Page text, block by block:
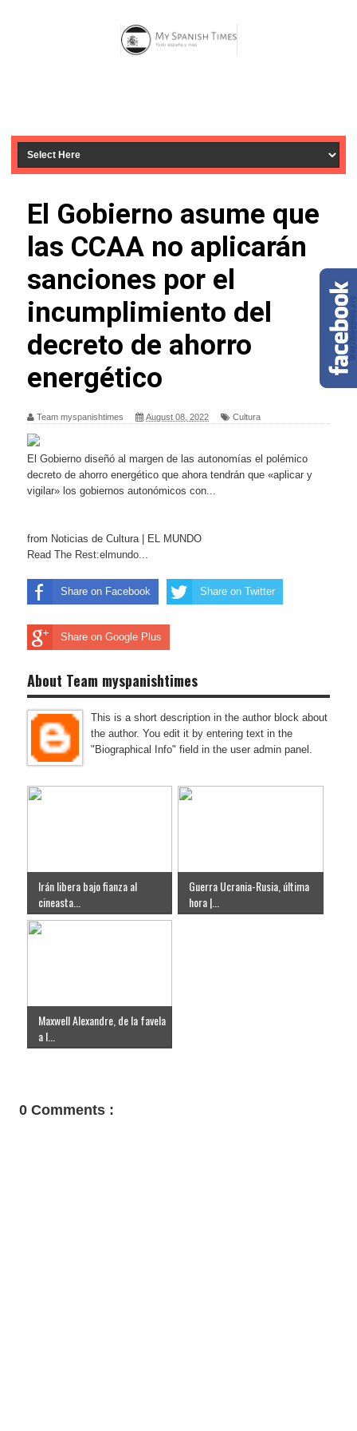
El Gobierno asume que
las CCAA no aplicarán
sanciones por el
incumplimiento del
decreto de ahorro
energético
Team myspanishtimes August 08, 2022 Cultura
El Gobierno diseñó al margen de las autonomías el polémico
decreto de ahorro energético que ahora tendrán que «aplicar y
vigilar» los gobiernos autonómicos con...
from Noticias de Cultura | EL MUNDO
Read The Rest:elmundo...
Share on Facebook Share on Twitter
Share on Google Plus
About Team myspanishtimes
This is a short description in the author block about
the author. You edit it by entering text in the
"Biographical Info" field in the user admin panel.
Irán libera bajo fianza al
cineasta...
Guerra Ucrania-Rusia, última
hora |...
Maxwell Alexandre, de la favela
a l...
0 Comments :